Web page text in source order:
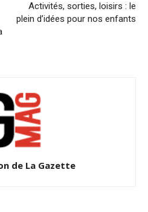
Activités, sorties, loisirs : le
plein d’idées pour nos enfants
de La Gazette